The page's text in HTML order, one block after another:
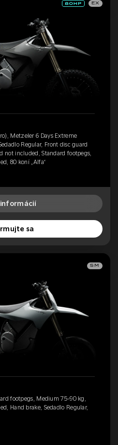
EX
Metzeler 6 Days Extreme
Regular, Front disc guard
not included, Standard footpegs,
80 koní „Alfa“
sa
SM
footpegs, Medium 75-90 kg,
Hand brake, Sedadlo Regular,